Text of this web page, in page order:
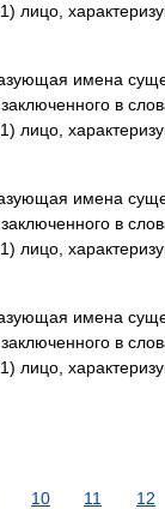
лицо,
имена
в
лицо,
имена
в
лицо,
имена
в
лицо,
10 11 12